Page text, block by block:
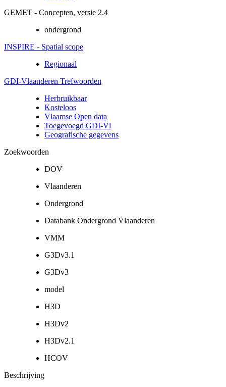
GEMET - Concepten, versie 2.4
ondergrond
INSPIRE - Spatial scope
Regionaal
GDI-Vlaanderen Trefwoorden
Herbruikbaar
Kosteloos
Vlaamse Open data
Toegevoegd GDI-Vl
Geografische gegevens
Zoekwoorden
DOV
Vlaanderen
Ondergrond
Databank Ondergrond Vlaanderen
VMM
G3Dv3.1
G3Dv3
model
H3D
H3Dv2
H3Dv2.1
HCOV
Beschrijving